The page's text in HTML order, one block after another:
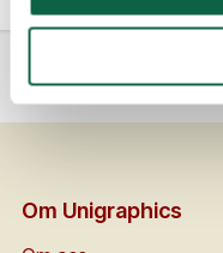
Om Unigraphics